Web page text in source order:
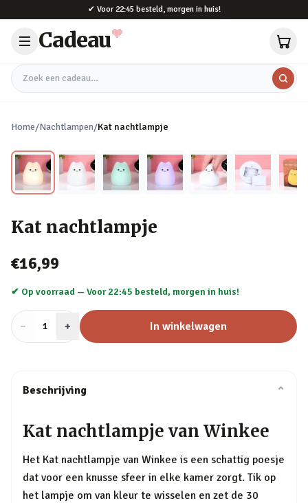
✔ Voor 22:45 besteld, morgen in huis!
Cadeau
Zoek een cadeau
Home/Nachtlampen/Kat nachtlampje
Kat nachtlampje
€16,99
✔ Op voorraad —Voor 22:45 besteld, morgen in huis!
− Aantal
1 + In winkelwagen
Beschrijving ⌄
Kat nachtlampje van Winkee
Het Kat nachtlampje van Winkee is een schattig poesje
dat voor een knusse sfeer in elke kamer zorgt. Tik op
het lampje om van kleur te wisselen en zet de 30